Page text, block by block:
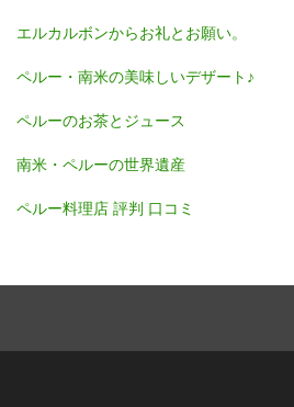
エルカルボンからお礼とお願い。
ペルー・南米の美味しいデザート♪
ペルーのお茶とジュース
南米・ペルーの世界遺産
ペルー料理店 評判 口コミ